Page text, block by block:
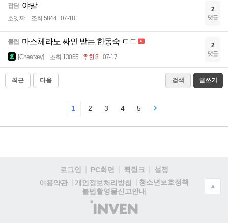
잡담 야말
호잇쨔 조회 5844 07-18
2
댓글
클립 마스체라노 싸인 받는 한동숙 ㄷㄷ
[Cheatkey] 조회 13055 추천 8 07-17
2
댓글
최근 다음 검색 글쓰기
1 2 3 4 5
로그인 PC화면 퀵링크
설정
이용약관
개인정보처리방침
청소년보호정책
불법촬영물신고안내
(주)
인
▲